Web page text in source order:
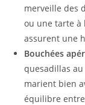
merveille des
ou une tarte à
assurent une
Bouchées
quesadillas
marient bien
équilibre